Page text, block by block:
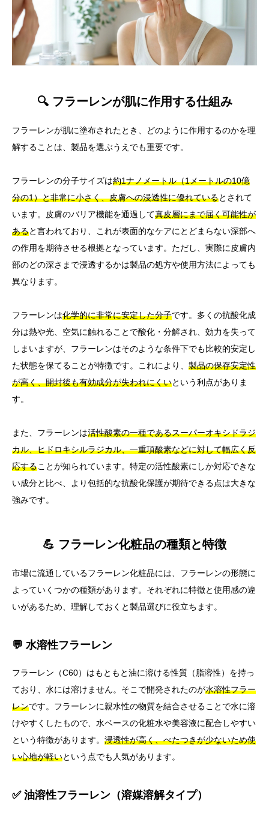
🔍 フラーレンが肌に作用する仕組み
フラーレンが肌に塗布されたとき、どのように作用するのかを理
解することは、製品を選ぶうえでも重要です。
フラーレンの分子サイズは約1ナノメートル（1メートルの10億
分の1）と非常に小さく、皮膚への浸透性に優れているとされて
います。皮膚のバリア機能を通過して真皮層にまで届く可能性が
あると言われており、これが表面的なケアにとどまらない深部へ
の作用を期待させる根拠となっています。ただし、実際に皮膚内
部のどの深さまで浸透するかは製品の処方や使用方法によっても
異なります。
フラーレンは化学的に非常に安定した分子です。多くの抗酸化成
分は熱や光、空気に触れることで酸化・分解され、効力を失って
しまいますが、フラーレンはそのような条件下でも比較的安定し
た状態を保てることが特徴です。これにより、 製品の保存安定性
が高く、開封後も有効成分が失われにくいという利点がありま
す。
また、フラーレンは活性酸素の一種であるスーパーオキシドラジ
カル、ヒドロキシルラジカル、一重項酸素などに対して幅広く反
応することが知られています。特定の活性酸素にしか対応できな
い成分と比べ、より包括的な抗酸化保護が期待できる点は大きな
強みです。
💪 フラーレン化粧品の種類と特徴
市場に流通しているフラーレン化粧品には、フラーレンの形態に
よっていくつかの種類があります。それぞれに特徴と使用感の違
いがあるため、理解しておくと製品選びに役立ちます。
💬 水溶性フラーレン
フラーレン（C60）はもともと油に溶ける性質（脂溶性）を持っ
ており、水には溶けません。そこで開発されたのが水溶性フラー
レンです。フラーレンに親水性の物質を結合させることで水に溶
けやすくしたもので、水ベースの化粧水や美容液に配合しやすい
という特徴があります。 浸透性が高く、べたつきが少ないため使
い心地が軽いという点でも人気があります。
✅ 油溶性フラーレン（溶媒溶解タイプ）